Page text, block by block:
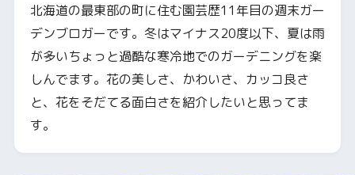
北海道の最東部の町に住む園芸歴11年目の週末ガー
デンブロガーです。冬はマイナス20度以下、夏は雨
が多いちょっと過酷な寒冷地でのガーデニングを楽
しんでます。花の美しさ、かわいさ、カッコ良さ
と、花をそだてる面白さを紹介したいと思ってま
す。